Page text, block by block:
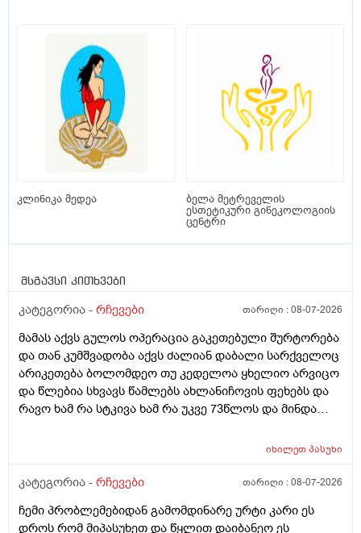
კლინიკა მედეა
ბელა მეტრეველის
ესთეტიკური გინეკოლოგიის
ცენტრი
მსგავსი კითხვები
კატეგორია - რჩევები თარიღი :08-07-2026
მამას აქვს გულოს ოპერაცია გაკეთებული შურტორება
და თან კუმშვადობა აქვს ძალიან დაბალი სარქველოც
არიკეთება ბოლომდეო თუ კედელოა ყხელიო არვიცო
და წლებია სხვავს წამლებს ახლანიჩოვის ფეხებს და
რავო ხამ რა სტკივა ხამ რა უკვე 73წლოს და მინდა
და ფულინრომ არჰვაქ ვერანაირად ექიმთან ვერ
შედეგს იბ ის ექიმთან მაომც ჩავიდეს თუ თავის
იბნის ექიმყან რომ დ ვიტამინი გაიკეთოს და უბნის
იხილეთპასუხი
კატეგორია - რჩევები თარიღი :08-07-2026
ჩემი პრობლემებიდან გამომდინარე ურტი კარი ეს
დროს რომ მიპასუხეთ და წყლით დაიბანეო ეს